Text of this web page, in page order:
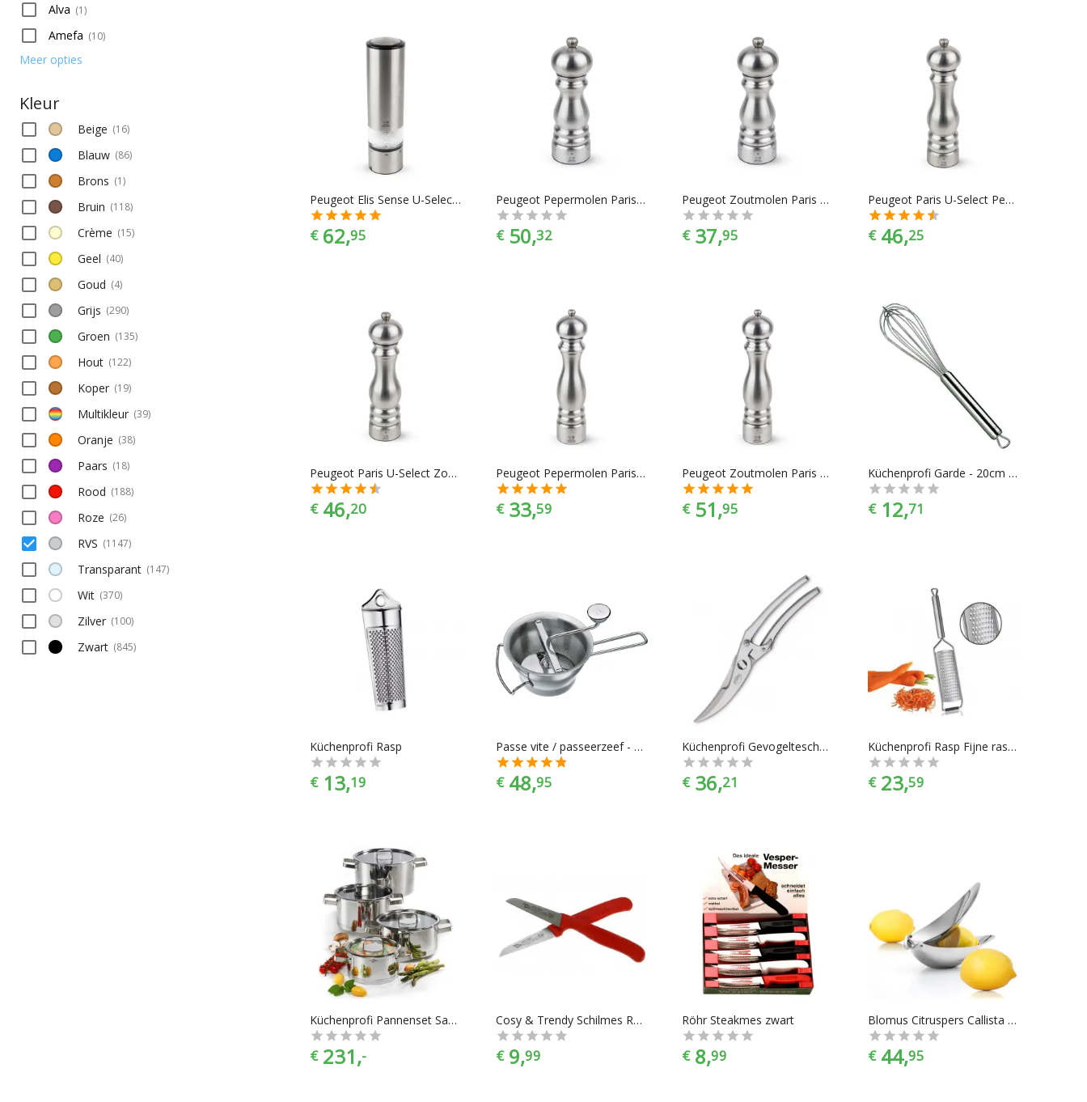
Alva (1)
Amefa (10)
Meer opties
Kleur
Beige (16)
Blauw (86)
Brons (1)
Bruin (118)
Crème (15)
Geel (40)
Goud (4)
Grijs (290)
Groen (135)
Hout (122)
Koper (19)
Multikleur (39)
Oranje (38)
Paars (18)
Rood (188)
Roze (26)
RVS (1147)
Transparant (147)
Wit (370)
Zilver (100)
Zwart (845)
Peugeot Elis Sense U-Select Elektrische Zoutmolen
€ 62,95
Peugeot Pepermolen Paris Chef - 18 cm - U-select
€ 50,32
Peugeot Zoutmolen Paris Chef - 18 cm - U-select
€ 37,95
Peugeot Paris U-Select Pepermolen - 22 cm - RVS
€ 46,25
Peugeot Paris U-Select Zoutmolen - 22 cm - RVS
€ 46,20
Peugeot Pepermolen Paris Chef - 30 cm - U-select
€ 33,59
Peugeot Zoutmolen Paris Chef - 30 cm - U-select
€ 51,95
Küchenprofi Garde - 20cm - RVS
€ 12,71
Küchenprofi Rasp
€ 13,19
Passe vite / passeerzeef - 4 inzetten - Küchenprofi
€ 48,95
Küchenprofi Gevogelteschaar / wildschaar
€ 36,21
Küchenprofi Rasp Fijne rasp Parma Classic
€ 23,59
Küchenprofi Pannenset San Remo 4 delig
€ 231,-
Cosy & Trendy Schilmes RVS - 2 Stuks
€ 9,99
Röhr Steakmes zwart
€ 8,99
Blomus Citruspers Callista citroenpers
€ 44,95